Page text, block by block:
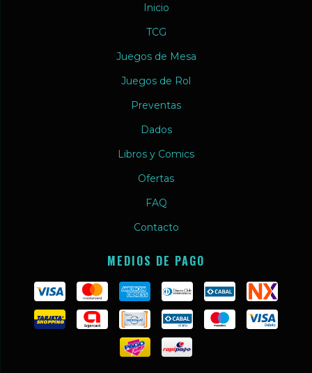
Inicio
TCG
Juegos de Mesa
Juegos de Rol
Preventas
Dados
Libros y Comics
Ofertas
FAQ
Contacto
MEDIOS DE PAGO